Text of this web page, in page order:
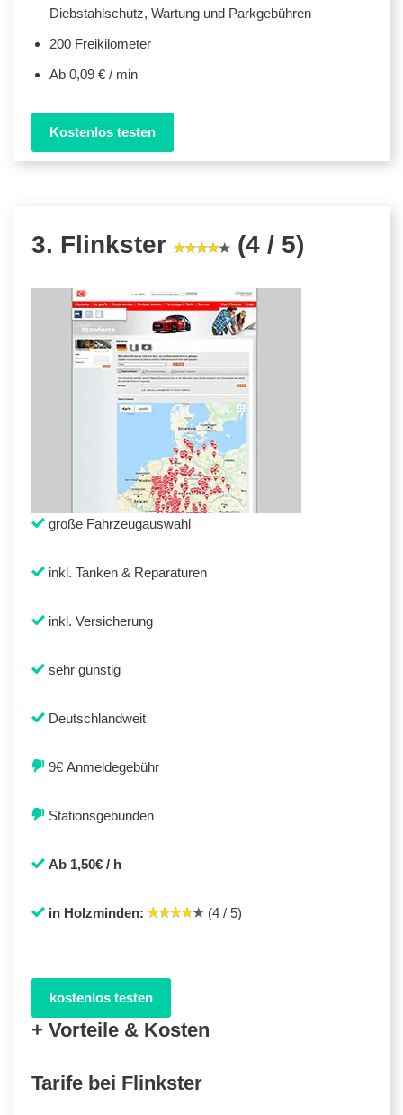
Diebstahlschutz, Wartung und Parkgebühren
200 Freikilometer
Ab 0,09 € / min
Kostenlos testen
3. Flinkster (4 / 5)
große Fahrzeugauswahl
inkl. Tanken & Reparaturen
inkl. Versicherung
sehr günstig
Deutschlandweit
9€ Anmeldegebühr
Stationsgebunden
Ab 1,50€ / h
in Holzminden: (4 / 5)
kostenlos testen
+ Vorteile & Kosten
Tarife bei Flinkster